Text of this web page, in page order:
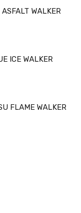
WALKER
ICE WALKER
FLAME WALKER